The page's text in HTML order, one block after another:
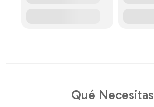
Qué Necesitas